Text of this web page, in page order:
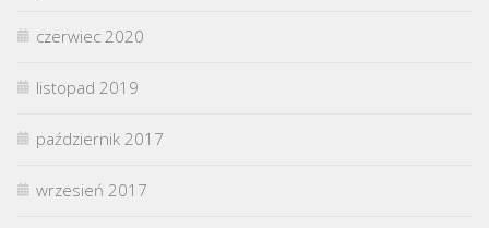
czerwiec 2020
listopad 2019
październik 2017
wrzesień 2017